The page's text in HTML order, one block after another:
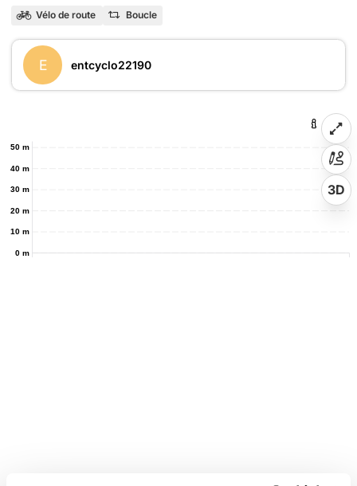
Vélo de route Boucle
E entcyclo22190
0 m
10 m
20 m
30 m
40 m
50 m
3D